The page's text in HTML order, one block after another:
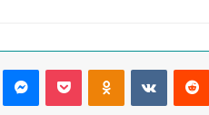
بينتيريست